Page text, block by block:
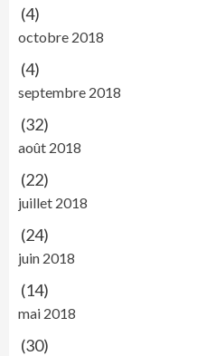
(4)
octobre 2018
(4)
septembre 2018
(32)
août 2018
(22)
juillet 2018
(24)
juin 2018
(14)
mai 2018
(30)